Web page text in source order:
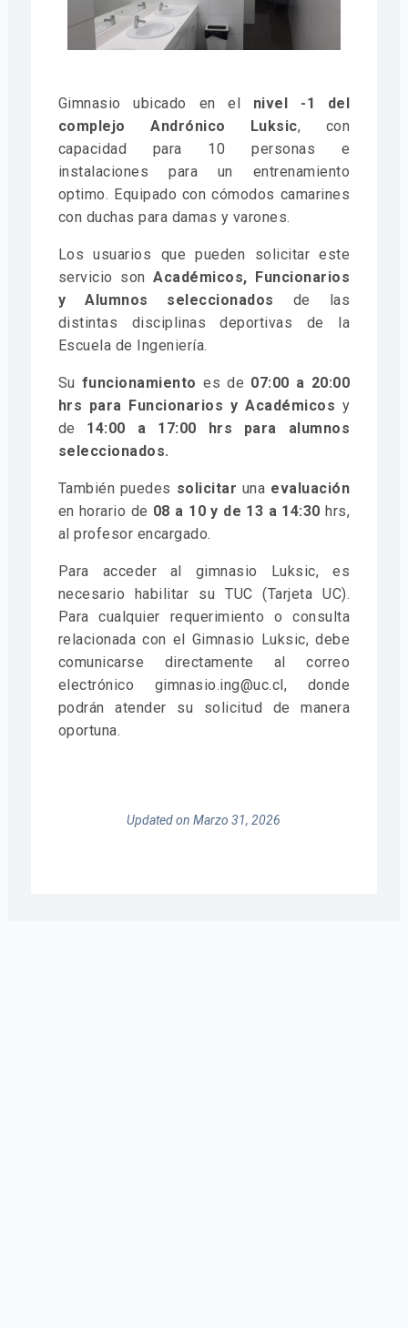
Gimnasio ubicado en el nivel -1 del
complejo Andrónico Luksic, con
capacidad para 10 personas e
instalaciones para un entrenamiento
optimo. Equipado con cómodos camarines
con duchas para damas y varones.
Los usuarios que pueden solicitar este
servicio sonAcadémicos, Funcionarios
y Alumnos seleccionados
de las
distintas disciplinas deportivas de la
Escuela de Ingeniería.
Su funcionamiento es de 07:00 a 20:00
hrs para Funcionarios y Académicos y
de 14:00 a 17:00 hrs para alumnos
seleccionados.
También puedes solicitar una evaluación
en horario de 08 a 10 y de 13 a 14:30 hrs,
al profesor encargado.
Para acceder al gimnasio Luksic, es
necesario habilitar su TUC (Tarjeta UC).
Para cualquier requerimiento o consulta
relacionada con el Gimnasio Luksic, debe
comunicarse directamente al correo
electrónico gimnasio.ing@uc.cl, donde
podrán atender su solicitud de manera
oportuna.
Updated on Marzo 31, 2026